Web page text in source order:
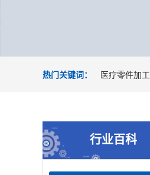
热门关键词： 医疗零件加工
行业百科